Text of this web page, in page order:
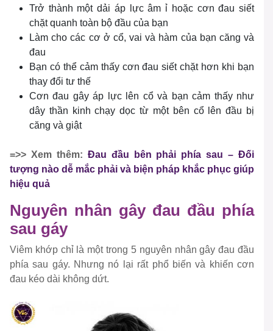
Trở thành một dải áp lực âm ỉ hoặc cơn đau siết
chặt quanh toàn bộ đầu của bạn
Làm cho các cơ ở cổ, vai và hàm của bạn căng và
đau
Bạn có thể cảm thấy cơn đau siết chặt hơn khi bạn
thay đổi tư thế
Cơn đau gây áp lực lên cổ và bạn cảm thấy như
dây thần kinh chạy dọc từ một bên cổ lên đầu bị
căng và giật
=>> Xem thêm: Đau đầu bên phải phía sau – Đối
tượng nào dễ mắc phải và biện pháp khắc phục giúp
hiệu quả
Nguyên nhân gây đau đầu phía
sau gáy
Viêm khớp chỉ là một trong 5 nguyên nhân gây đau đầu
phía sau gáy. Nhưng nó lại rất phổ biến và khiến cơn
đau kéo dài không dứt.